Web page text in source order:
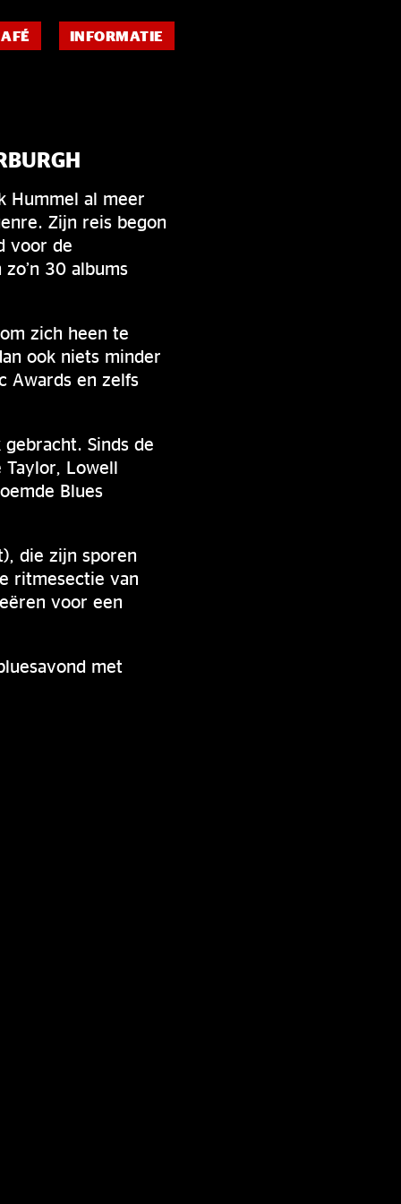
INFORMATIE
Hummel al meer
Zijn reis begon
voor de
30 albums
zich heen te
ook niets minder
Awards en zelfs
Sinds de
Taylor, Lowell
Blues
die zijn sporen
ritmesectie van
voor een
met